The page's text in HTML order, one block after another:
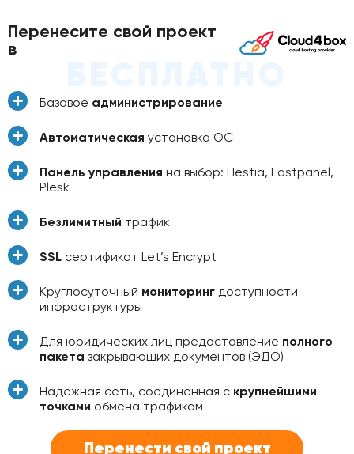
Перенесите свой проект
в
Базовое администрирование
Автоматическая установка ОС
Панель управления на выбор: Hestia, Fastpanel,
Plesk
Безлимитный трафик
SSL сертификат Let’s Encrypt
Круглосуточный мониторинг доступности
инфраструктуры
Для юридических лиц предоставление полного
пакета закрывающих документов (ЭДО)
Надежная сеть, соединенная с крупнейшими
точками обмена трафиком
Перенести свой проект